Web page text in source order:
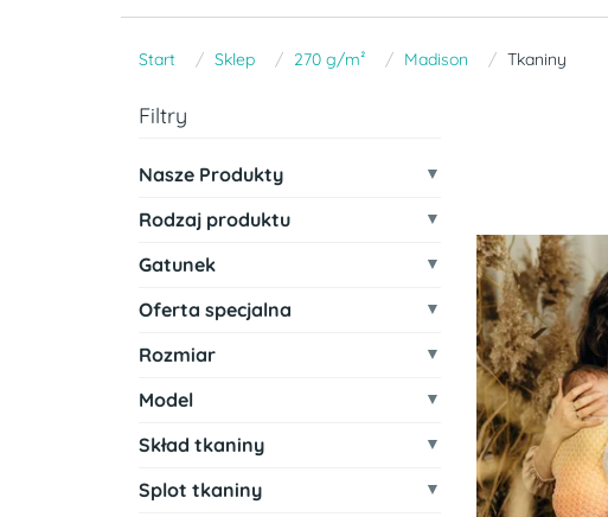
Start Sklep 270 g/m² Madison Tkaniny
Filtry
Nasze Produkty
Rodzaj produktu
Gatunek
Oferta specjalna
Rozmiar
Model
Skład tkaniny
Splot tkaniny